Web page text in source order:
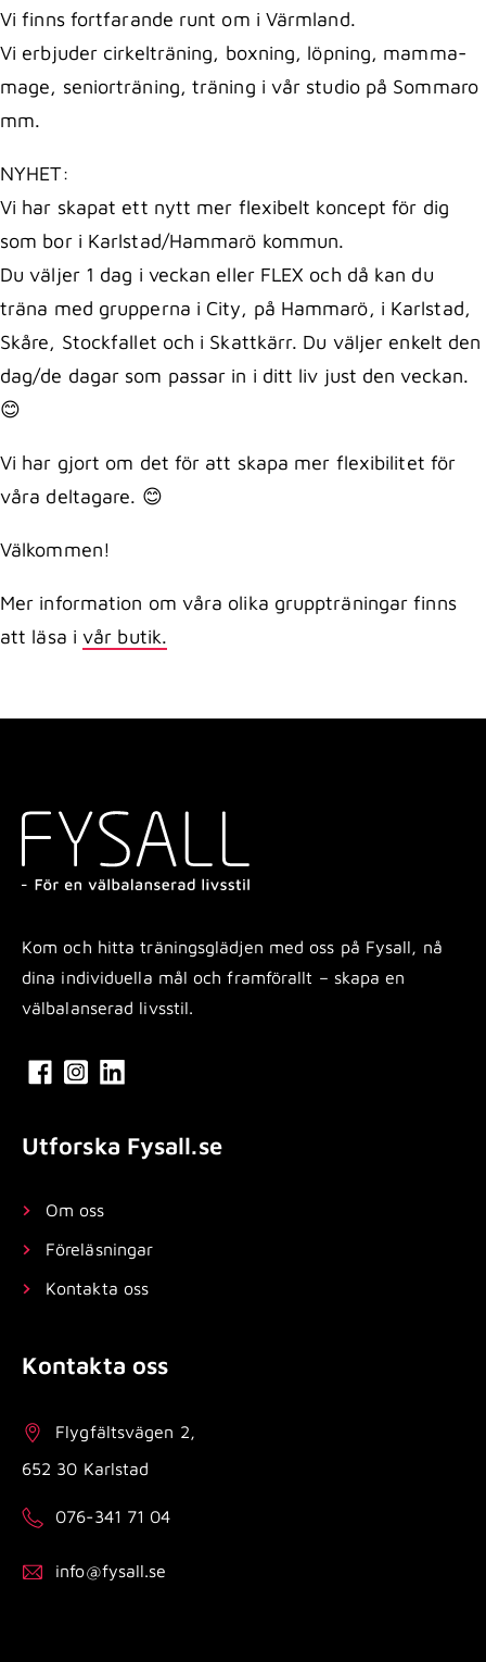
Vi finns fortfarande runt om i Värmland.
Vi erbjuder cirkelträning, boxning, löpning, mamma-
mage, seniorträning, träning i vår studio på Sommaro
mm.
NYHET:
Vi har skapat ett nytt mer flexibelt koncept för dig
som bor i Karlstad/Hammarö kommun.
Du väljer 1 dag i veckan eller FLEX och då kan du
träna med grupperna i City, på Hammarö, i Karlstad,
Skåre, Stockfallet och i Skattkärr. Du väljer enkelt den
dag/de dagar som passar in i ditt liv just den veckan.
😊
Vi har gjort om det för att skapa mer flexibilitet för
våra deltagare. 😊
Välkommen!
Mer information om våra olika gruppträningar finns
att läsa ivår butik.
Kom och hitta träningsglädjen med oss på Fysall, nå
dina individuella mål och framförallt – skapa en
välbalanserad livsstil.
Utforska Fysall.se
Om oss
Föreläsningar
Kontakta oss
Kontakta oss
Flygfältsvägen 2,
652 30 Karlstad
076-341 71 04
info@fysall.se